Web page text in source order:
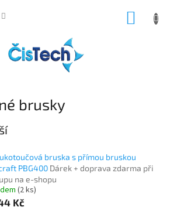
brusky
bruska s přímou bruskou
PBG400 Dárek + doprava zdarma při
na e-shopu
(2 ks)
Kč